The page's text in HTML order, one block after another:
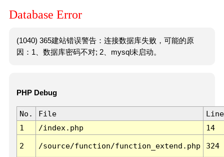
Database Error
(1040) 365建站错误警告：连接数据库失败，可能的原
因：1、数据库密码不对; 2、mysql未启动。
PHP Debug
No. File
Line
1
/index.php 14
2 /source/function/function_extend.php 324